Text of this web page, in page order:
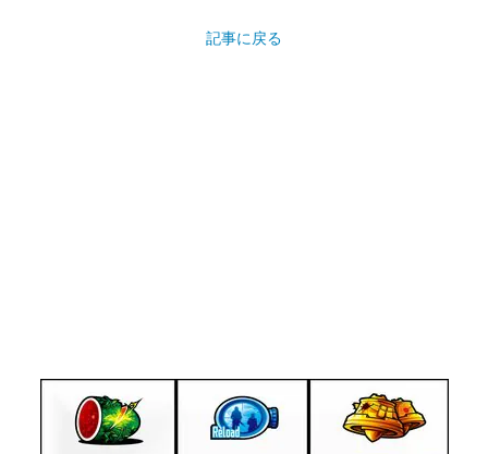
記事に戻る